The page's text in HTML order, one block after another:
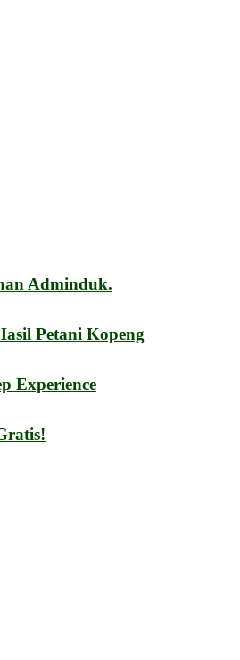
Adminduk.
Petani Kopeng
Experience